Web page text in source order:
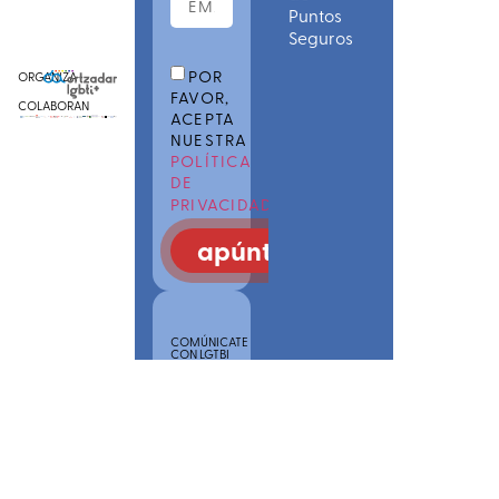
ORGANIZA
COLABORAN
POR
FAVOR,
ACEPTA
NUESTRA
POLÍTICA
DE
PRIVACIDAD
apúntate
COMÚNICATE
CON LGTBI
POINS
Puntos
Seguros